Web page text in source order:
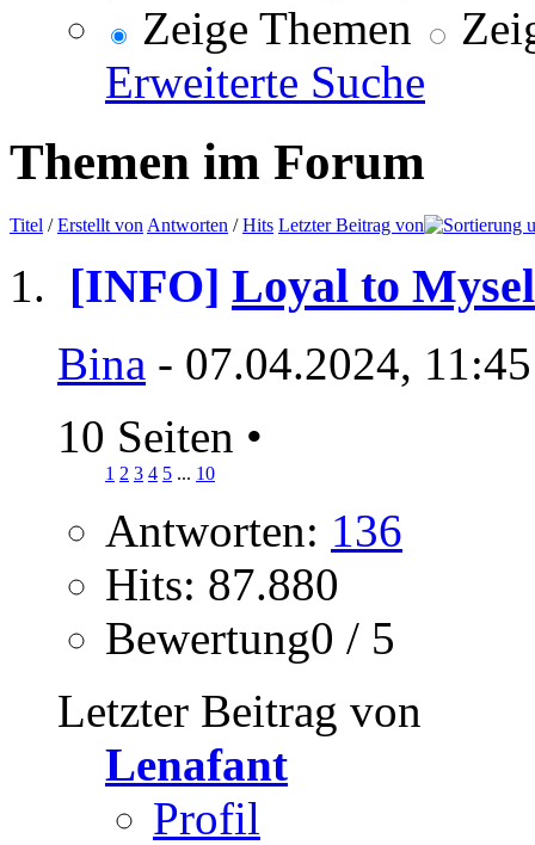
Zeige Themen
Erweiterte Suche
Themen im Forum
Titel /Erstellt von Antworten /Hits Letzter Beitrag von
[INFO] Loyal to
Bina - 07.04.2024,
10 Seiten •
1 2 3 4 5 ... 10
Antworten: 136
Hits: 87.880
Bewertung0 / 5
Letzter Beitrag von
Lenafant
Profil